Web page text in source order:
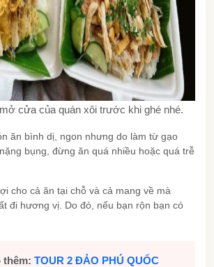
cửa của quán xôi trước khi ghé nhé.
ăn bình dị, ngon nhưng do làm từ gạo
bụng, đừng ăn quá nhiều hoặc quá trễ
cho cả ăn tại chỗ và cả mang về mà
đi hương vị. Do đó, nếu bạn rộn bạn có
thêm: TOUR 2 ĐẢO PHÚ QUỐC